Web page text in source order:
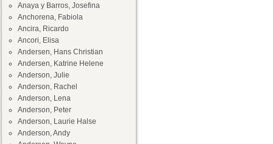
Anaya y Barros, Josefina
Anchorena, Fabiola
Ancira, Ricardo
Ancori, Elisa
Andersen, Hans Christian
Andersen, Katrine Helene
Anderson, Julie
Anderson, Rachel
Anderson, Lena
Anderson, Peter
Anderson, Laurie Halse
Anderson, Andy